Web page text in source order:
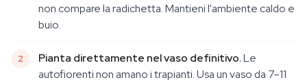
non compare la radichetta. Mantieni l'ambiente caldo e
buio.
Pianta direttamente nel vaso definitivo.Le
autofiorenti non amano i trapianti. Usa un vaso da 7–11